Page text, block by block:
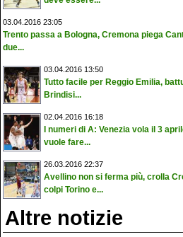
03.04.2016 23:05
Trento passa a Bologna, Cremona piega
due...
03.04.2016 13:50
Tutto facile per Reggio Emilia,
Brindisi...
02.04.2016 16:18
I numeri di A: Venezia vola il 3
vuole fare...
26.03.2016 22:37
Avellino non si ferma più, crolla
colpi Torino e...
Altre notizie